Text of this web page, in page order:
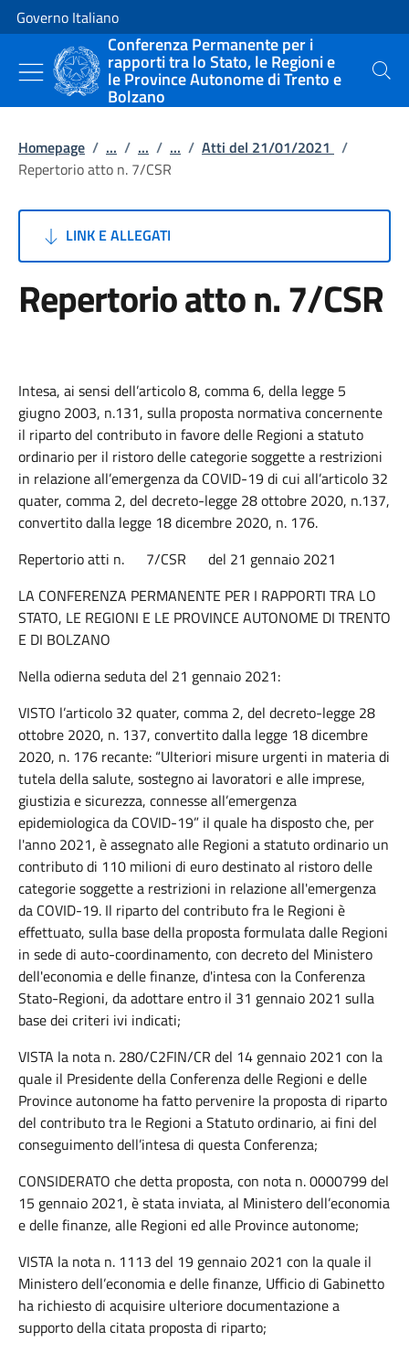
Vai al contenuto
Vai alla navigazione del sito
Governo Italiano
Conferenza Permanente per i
rapporti tra lo Stato, le Regioni e
le Province Autonome di Trento e
Bolzano
Cerca
Homepage / ... / ... / ... / Atti del 21/01/2021 /
Repertorio atto n. 7/CSR
LINK E ALLEGATI
Repertorio atto n. 7/CSR
Intesa, ai sensi dell’articolo 8, comma 6, della legge 5
giugno 2003, n.131, sulla proposta normativa concernente
il riparto del contributo in favore delle Regioni a statuto
ordinario per il ristoro delle categorie soggette a restrizioni
in relazione all’emergenza da COVID-19 di cui all’articolo 32
quater, comma 2, del decreto-legge 28 ottobre 2020, n.137,
convertito dalla legge 18 dicembre 2020, n. 176.
Repertorio atti n. 7/CSR del 21 gennaio 2021
LA CONFERENZA PERMANENTE PER I RAPPORTI TRA LO
STATO, LE REGIONI E LE PROVINCE AUTONOME DI TRENTO
E DI BOLZANO
Nella odierna seduta del 21 gennaio 2021:
VISTO l’articolo 32 quater, comma 2, del decreto-legge 28
ottobre 2020, n. 137, convertito dalla legge 18 dicembre
2020, n. 176 recante: “Ulteriori misure urgenti in materia di
tutela della salute, sostegno ai lavoratori e alle imprese,
giustizia e sicurezza, connesse all’emergenza
epidemiologica da COVID-19” il quale ha disposto che, per
l'anno 2021, è assegnato alle Regioni a statuto ordinario un
contributo di 110 milioni di euro destinato al ristoro delle
categorie soggette a restrizioni in relazione all'emergenza
da COVID-19. Il riparto del contributo fra le Regioni è
effettuato, sulla base della proposta formulata dalle Regioni
in sede di auto-coordinamento, con decreto del Ministero
dell'economia e delle finanze, d'intesa con la Conferenza
Stato-Regioni, da adottare entro il 31 gennaio 2021 sulla
base dei criteri ivi indicati;
VISTA la nota n. 280/C2FIN/CR del 14 gennaio 2021 con la
quale il Presidente della Conferenza delle Regioni e delle
Province autonome ha fatto pervenire la proposta di riparto
del contributo tra le Regioni a Statuto ordinario, ai fini del
conseguimento dell’intesa di questa Conferenza;
CONSIDERATO che detta proposta, con nota n. 0000799 del
15 gennaio 2021, è stata inviata, al Ministero dell’economia
e delle finanze, alle Regioni ed alle Province autonome;
VISTA la nota n. 1113 del 19 gennaio 2021 con la quale il
Ministero dell’economia e delle finanze, Ufficio di Gabinetto
ha richiesto di acquisire ulteriore documentazione a
supporto della citata proposta di riparto;